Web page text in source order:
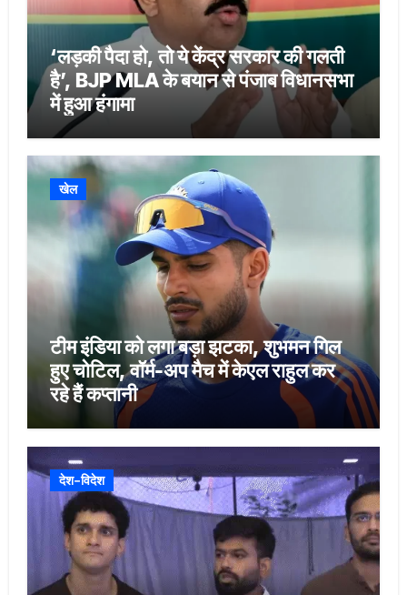
‘लड़की पैदा हो, तो ये केंद्र सरकार की गलती
है’, BJP MLA के बयान से पंजाब विधानसभा
में हुआ हंगामा
खेल
टीम इंडिया को लगा बड़ा झटका, शुभमन गिल
हुए चोटिल, वॉर्म-अप मैच में केएल राहुल कर
रहे हैं कप्तानी
देश-विदेश